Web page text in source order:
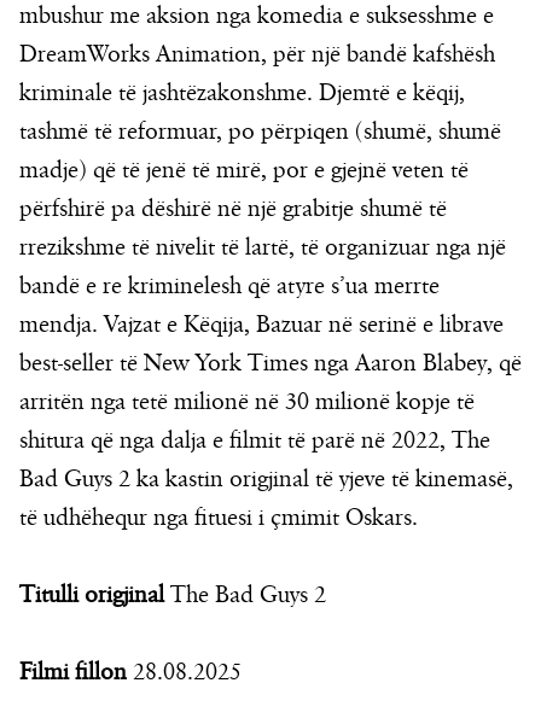
mbushur me aksion nga komedia e suksesshme e
DreamWorks Animation, për një bandë kafshësh
kriminale të jashtëzakonshme. Djemtë e këqij,
tashmë të reformuar, po përpiqen (shumë, shumë
madje) që të jenë të mirë, por e gjejnë veten të
përfshirë pa dëshirë në një grabitje shumë të
rrezikshme të nivelit të lartë, të organizuar nga një
bandë e re kriminelesh që atyre s’ua merrte
mendja. Vajzat e Këqija, Bazuar në serinë e librave
best-seller të New York Times nga Aaron Blabey, që
arritën nga tetë milionë në 30 milionë kopje të
shitura që nga dalja e filmit të parë në 2022, The
Bad Guys 2 ka kastin origjinal të yjeve të kinemasë,
të udhëhequr nga fituesi i çmimit Oskars.
Titulli origjinalThe Bad Guys 2
Filmi fillon 28.08.2025